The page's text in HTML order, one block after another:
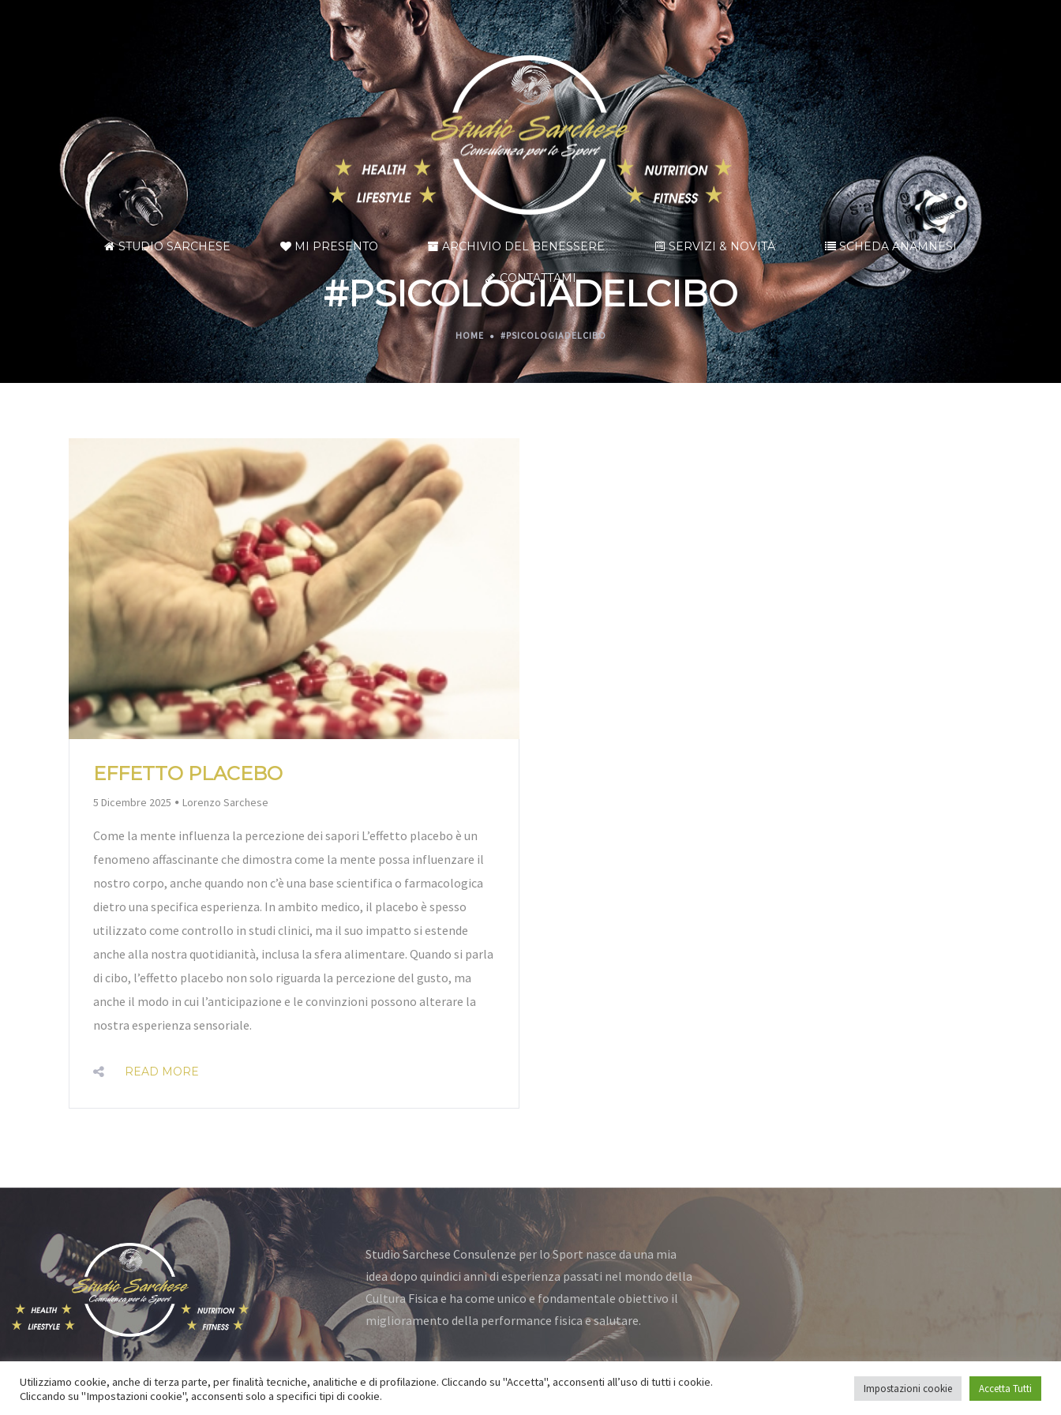
STUDIO SARCHESE MI PRESENTO ARCHIVIO DEL BENESSERE SERVIZI & NOVITÀ SCHEDA ANAMNESI
CONTATTAMI
#PSICOLOGIADELCIBO
HOME #PSICOLOGIADELCIBO
EFFETTO PLACEBO
5 Dicembre 2025 By
Lorenzo Sarchese
Come la mente influenza la percezione dei sapori L’effetto placebo è un
fenomeno affascinante che dimostra come la mente possa influenzare il
nostro corpo, anche quando non c’è una base scientifica o farmacologica
dietro una specifica esperienza. In ambito medico, il placebo è spesso
utilizzato come controllo in studi clinici, ma il suo impatto si estende
anche alla nostra quotidianità, inclusa la sfera alimentare. Quando si parla
di cibo, l’effetto placebo non solo riguarda la percezione del gusto, ma
anche il modo in cui l’anticipazione e le convinzioni possono alterare la
nostra esperienza sensoriale.
READ MORE
Studio Sarchese Consulenze per lo Sport nasce da una mia
idea dopo quindici anni di esperienza passati nel mondo della
Cultura Fisica e ha come unico e fondamentale obiettivo il
miglioramento della performance fisica e salutare.
© Studio Sarchese 2021 All Rights Reserved Powered by Go Services
Utilizziamo cookie, anche di terza parte, per finalità tecniche, analitiche e di profilazione. Cliccando su "Accetta", acconsenti all’uso di tutti i cookie.
Cliccando su "Impostazioni cookie", acconsenti solo a specifici tipi di cookie.
Impostazioni cookie Accetta Tutti